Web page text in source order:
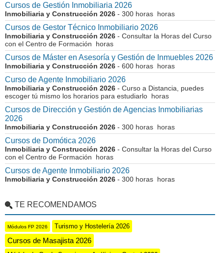
Cursos de Gestión Inmobiliaria 2026
Inmobiliaria y Construcción 2026 - 300 horas horas
Cursos de Gestor Técnico Inmobiliario 2026
Inmobiliaria y Construcción 2026 - Consultar la Horas del Curso
con el Centro de Formación horas
Cursos de Máster en Asesoría y Gestión de Inmuebles 2026
Inmobiliaria y Construcción 2026 - 600 horas horas
Curso de Agente Inmobiliario 2026
Inmobiliaria y Construcción 2026 - Curso a Distancia, puedes
escoger tú mismo los horarios para estudiarlo horas
Cursos de Dirección y Gestión de Agencias Inmobiliarias
2026
Inmobiliaria y Construcción 2026 - 300 horas horas
Cursos de Domótica 2026
Inmobiliaria y Construcción 2026 - Consultar la Horas del Curso
con el Centro de Formación horas
Cursos de Agente Inmobiliario 2026
Inmobiliaria y Construcción 2026 - 300 horas horas
TE RECOMENDAMOS
Módulos FP 2026 Turismo y Hostelería 2026
Cursos de Masajista 2026